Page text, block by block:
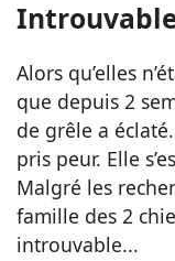
Alors qu’elles
que depuis 2
de grêle a éclaté.
pris peur. Elle
Malgré les
famille des 2
introuvable...